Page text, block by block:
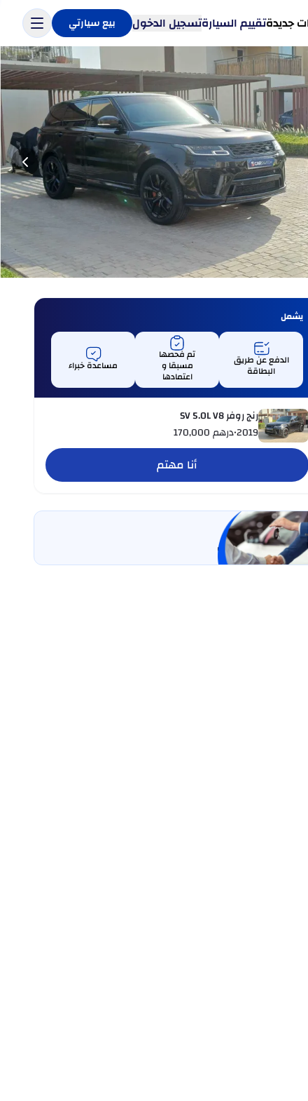
جديدةتقييم السيارةتسجيل الدخول بيع سيارتي
يشمل
الدفع عن طريق
البطاقة
تم فحصها
مسبقا و
اعتمادها
مساعدة خبراء
رنج روفر SV 5.0L V8
2019
•درهم170,000
أنا مهتم
بيع سيارتي
خليها على كارسويتش